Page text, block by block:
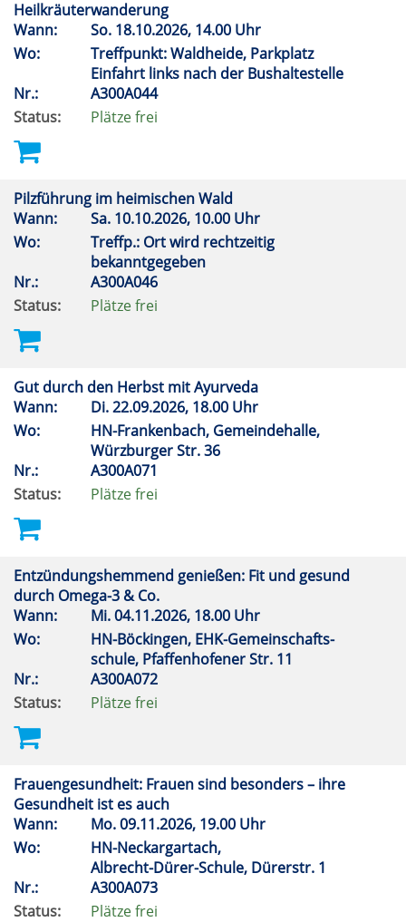
Heilkräuterwanderung
Wann:
So. 18.10.2026, 14.00 Uhr
Wo:
Treffpunkt: Waldheide, Parkplatz
Einfahrt links nach der Bushaltestelle
Nr.:
A300A044
Status:
Plätze frei
Pilzführung im heimischen Wald
Wann:
Sa. 10.10.2026, 10.00 Uhr
Wo:
Treffp.: Ort wird rechtzeitig
bekanntgegeben
Nr.:
A300A046
Status:
Plätze frei
Gut durch den Herbst mit Ayurveda
Wann:
Di.22.09.2026, 18.00 Uhr
Wo:
HN-Frankenbach, Gemeindehalle,
Würzburger Str. 36
Nr.:
A300A071
Status:
Plätze frei
Entzündungshemmend genießen: Fit und gesund
durch Omega-3 & Co.
Wann:
Mi.04.11.2026, 18.00 Uhr
Wo:
HN-Böckingen, EHK-Gemeinschafts-
schule, Pfaffenhofener Str. 11
Nr.:
A300A072
Status:
Plätze frei
Frauengesundheit: Frauen sind besonders – ihre
Gesundheit ist es auch
Wann:
Mo.09.11.2026, 19.00 Uhr
Wo:
HN-Neckargartach,
Albrecht-Dürer-Schule, Dürerstr. 1
Nr.:
A300A073
Status:
Plätze frei